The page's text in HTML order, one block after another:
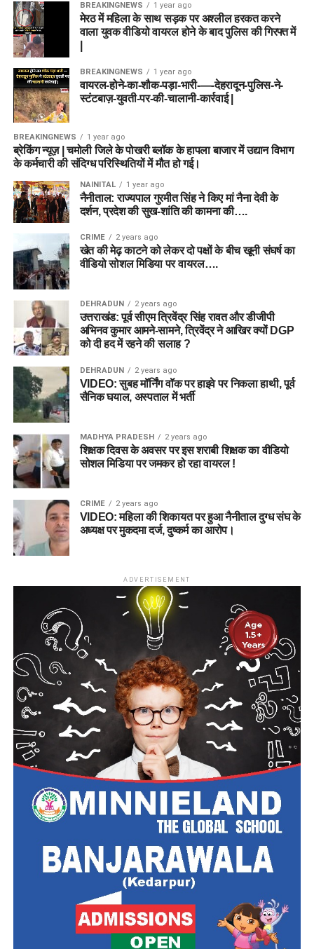
BREAKINGNEWS 1 year ago
मेरठ में महिला के साथ सड़क पर अश्लील हरकत करने
वाला युवक वीडियो वायरल होने के बाद पुलिस की गिरफ्त में
BREAKINGNEWS 1 year ago
वायरल-होने-का-शौक-पड़ा-भारी-—-देहरादून-पुलिस-ने-
स्टंटबाज़-युवती-पर-की-चालानी-कार्रवाई |
BREAKINGNEWS 1 year ago
ब्रेकिंग न्यूज़ | चमोली जिले के पोखरी ब्लॉक के हापला बाजार में उद्यान विभाग
के कर्मचारी की संदिग्ध परिस्थितियों में मौत हो गई।
NAINITAL 1 year ago
नैनीताल: राज्यपाल गुरमीत सिंह ने किए मां नैना देवी के
दर्शन, प्रदेश की सुख-शांति की कामना की….
CRIME 2 years ago
खेत की मेढ़ काटने को लेकर दो पक्षों के बीच खूनी संघर्ष का
वीडियो सोशल मिडिया पर वायरल….
DEHRADUN 2 years ago
उत्तराखंड: पूर्व सीएम त्रिवेंद्र सिंह रावत और डीजीपी
अभिनव कुमार आमने-सामने, त्रिवेंद्र ने आखिर क्यों DGP
को दी हद में रहने की सलाह ?
DEHRADUN 2 years ago
VIDEO: सुबह मॉर्निंग वॉक पर हाइवे पर निकला हाथी, पूर्व
सैनिक घयाल, अस्पताल में भर्ती
MADHYA PRADESH 2 years ago
शिक्षक दिवस के अवसर पर इस शराबी शिक्षक का वीडियो
सोशल मिडिया पर जमकर हो रहा वायरल !
CRIME 2 years ago
VIDEO: महिला की शिकायत पर हुआ नैनीताल दुग्ध संघ के
अध्यक्ष पर मुकदमा दर्ज, दुष्कर्म का आरोप।
ADVERTISEMENT